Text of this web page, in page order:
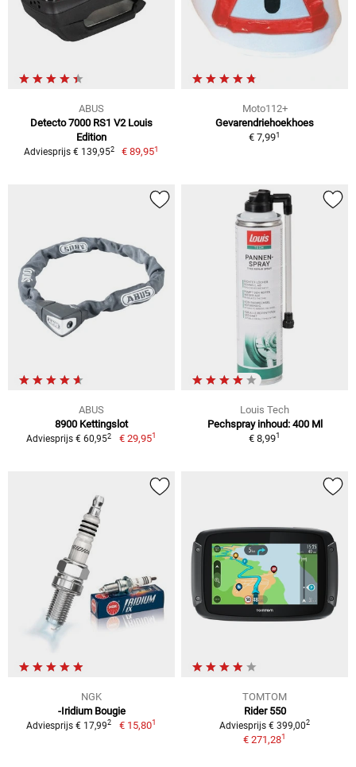
ABUS
Detecto 7000 RS1 V2 Louis
Edition
Adviesprijs € 139,952 € 89,951
Moto112+
Gevarendriehoekhoes
€ 7,991
ABUS
8900 Kettingslot
Adviesprijs € 60,952 € 29,951
Louis Tech
Pechspray inhoud: 400 Ml
€ 8,991
NGK
-Iridium Bougie
Adviesprijs € 17,992 € 15,801
TOMTOM
Rider 550
Adviesprijs € 399,002
€ 271,281